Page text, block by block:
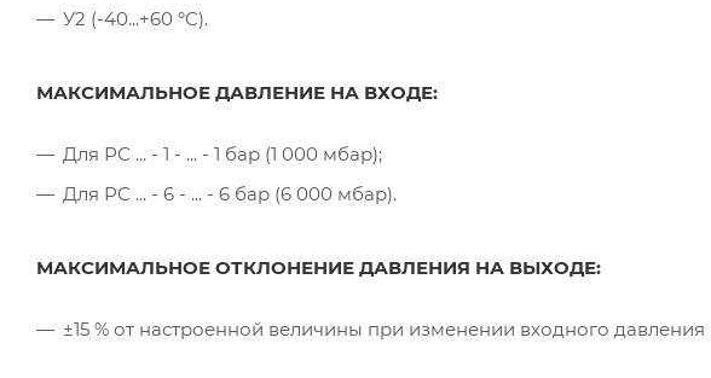
У2 (-40...+60 °C).
МАКСИМАЛЬНОЕ ДАВЛЕНИЕ НА ВХОДЕ:
Для РС ... - 1 - ... - 1 бар (1 000 мбар);
Для РС ... - 6 - ... - 6 бар (6 000 мбар).
МАКСИМАЛЬНОЕ ОТКЛОНЕНИЕ ДАВЛЕНИЯ НА ВЫХОДЕ:
±15 % от настроенной величины при изменении входного давления